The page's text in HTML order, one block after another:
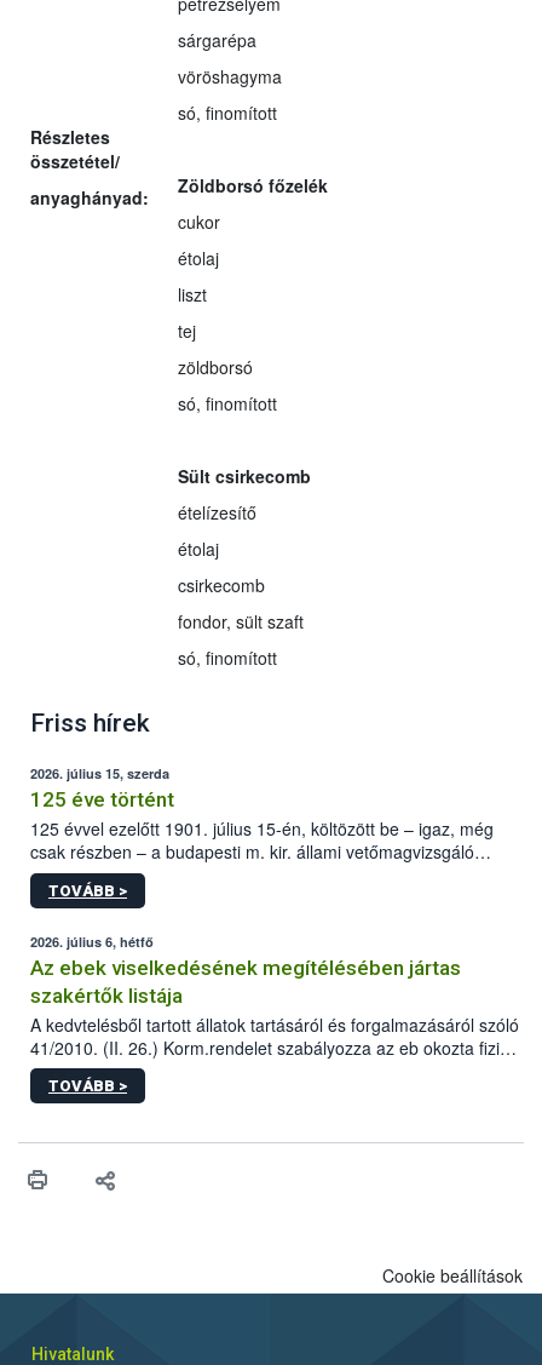
Részletes
összetétel/
anyaghányad:
sárgarépa
vöröshagyma
só, finomított
Zöldborsó főzelék
cukor
étolaj
liszt
tej
zöldborsó
só, finomított
Sült csirkecomb
ételízesítő
étolaj
csirkecomb
fondor, sült szaft
só, finomított
Friss hírek
2026. július 15, szerda
125 éve történt
125 évvel ezelőtt 1901. július 15-én, költözött be – igaz, még
csak részben – a budapesti m. kir. állami vetőmagvizsgáló
állomás a Kis Rókus utca 15. szám alatti, Czigler Győző által
tervezett új épületébe.
TOVÁBB >
2026. július 6, hétfő
Az ebek viselkedésének megítélésében jártas
szakértők listája
A kedvtelésből tartott állatok tartásáról és forgalmazásáról szóló
41/2010. (II. 26.) Korm.rendelet szabályozza az eb okozta fizikai
sérülés, illetve ennek veszélye keletkezésekor felmerülő
hatósági feladatokat, valamint a veszélyes eb tartását és annak
vonni az ebek viselkedésének megítélésében jártas szakértőt.
TOVÁBB >
Cookie beállítások
Hivatalunk